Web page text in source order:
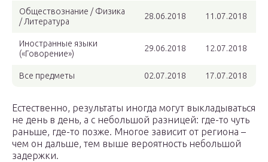
Обществознание / Физика
/ Литература
28.06.2018 11.07.2018
Иностранные языки
(«Говорение»)
29.06.2018 12.07.2018
Все предметы 02.07.2018 17.07.2018
Естественно, результаты иногда могут выкладываться
не день в день, а с небольшой разницей: где-то чуть
раньше, где-то позже. Многое зависит от региона –
чем он дальше, тем выше вероятность небольшой
задержки.